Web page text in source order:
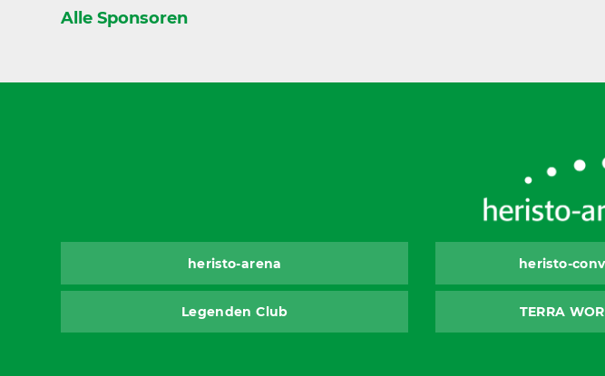
Alle Sponsoren
heristo-arena heristo-
Legenden Club TERRA